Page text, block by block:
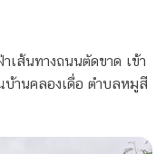
เส้นทางถนนตัดขาด เข้า
านคลองเดื่อ ตำบลหมูสี